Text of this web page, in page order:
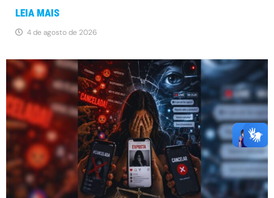
LEIA MAIS
4 de agosto de 2026